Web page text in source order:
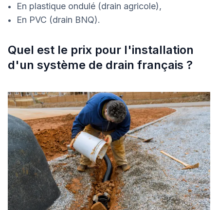
En plastique ondulé (drain agricole),
En PVC (drain BNQ).
Quel est le prix pour l'installation
d'un système de drain français ?